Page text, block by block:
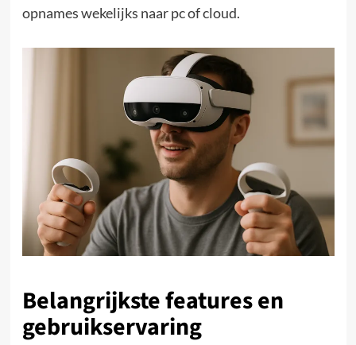
opnames wekelijks naar pc of cloud.
Belangrijkste features en
gebruikservaring